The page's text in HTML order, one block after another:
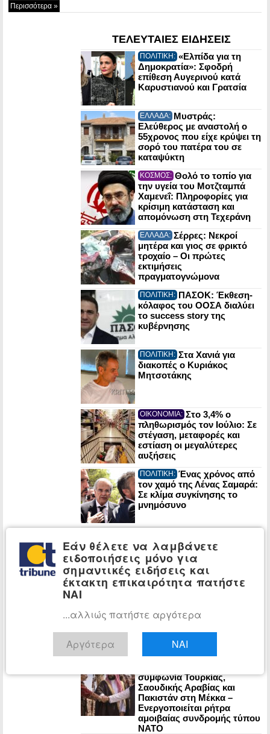
Περισσότερα »
ΤΕΛΕΥΤΑΙΕΣ ΕΙΔΗΣΕΙΣ
ΠΟΛΙΤΙΚΗ: «Ελπίδα για τη
Δημοκρατία»: Σφοδρή
επίθεση Αυγερινού κατά
Καρυστιανού και Γρατσία
ΕΛΛΑΔΑ: Μυστράς:
Ελεύθερος με αναστολή ο
55χρονος που είχε κρύψει τη
σορό του πατέρα του σε
καταψύκτη
ΚΟΣΜΟΣ: Θολό το τοπίο για
την υγεία του Μοτζταμπά
Χαμενεΐ: Πληροφορίες για
κρίσιμη κατάσταση και
απομόνωση στη Τεχεράνη
ΕΛΛΑΔΑ: Σέρρες: Νεκροί
μητέρα και γιος σε φρικτό
τροχαίο – Οι πρώτες
εκτιμήσεις
πραγματογνώμονα
ΠΟΛΙΤΙΚΗ: ΠΑΣΟΚ: Έκθεση-
κόλαφος του ΟΟΣΑ διαλύει
το success story της
κυβέρνησης
ΠΟΛΙΤΙΚΗ: Στα Χανιά για
διακοπές ο Κυριάκος
Μητσοτάκης
ΟΙΚΟΝΟΜΙΑ: Στο 3,4% ο
πληθωρισμός τον Ιούλιο: Σε
στέγαση, μεταφορές και
εστίαση οι μεγαλύτερες
αυξήσεις
ΠΟΛΙΤΙΚΗ: Ένας χρόνος από
τον χαμό της Λένας Σαμαρά:
Σε κλίμα συγκίνησης το
μνημόσυνο
προειδοποιήσει για τη
συμμαχία Τουρκίας-
Σαουδικής Αραβίας-
Πακιστάν – Ο Μητσοτάκης
έμεινε με τους Patriot στο…
μυστικά ειδική ομάδα για την
στην Κούβα
συμφωνία Τουρκίας,
Σαουδικής Αραβίας και
Πακιστάν στη Μέκκα –
Ενεργοποιείται ρήτρα
αμοιβαίας συνδρομής τύπου
NATO
Εάν θέλετε να λαμβάνετε
ειδοποιήσεις μόνο για
σημαντικές ειδήσεις και
έκτακτη επικαιρότητα πατήστε
ΝΑΙ
...αλλιώς πατήστε αργότερα
Αργότερα ΝΑΙ